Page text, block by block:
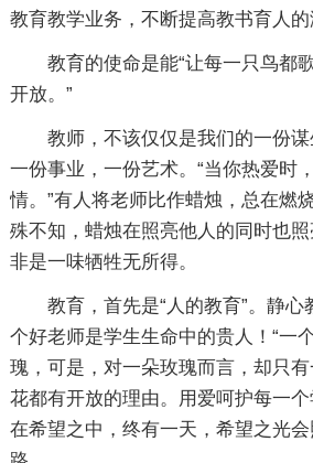
教育教学业务，不断提高教书育人的
教育的使命是能“让每一只鸟都
开放。”
教师，不该仅仅是我们的一份
一份事业，一份艺术。“当你热爱时
情。”有人将老师比作蜡烛，总在燃
殊不知，蜡烛在照亮他人的同时也
非是一味牺牲无所得。
教育，首先是“人的教育”。静
个好老师是学生生命中的贵人！“一
瑰，可是，对一朵玫瑰而言，却只
花都有开放的理由。用爱呵护每一
在希望之中，终有一天，希望之光